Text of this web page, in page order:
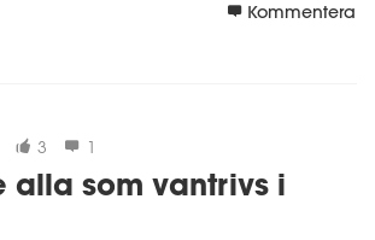
Kommentera
3 1
alla som vantrivs i